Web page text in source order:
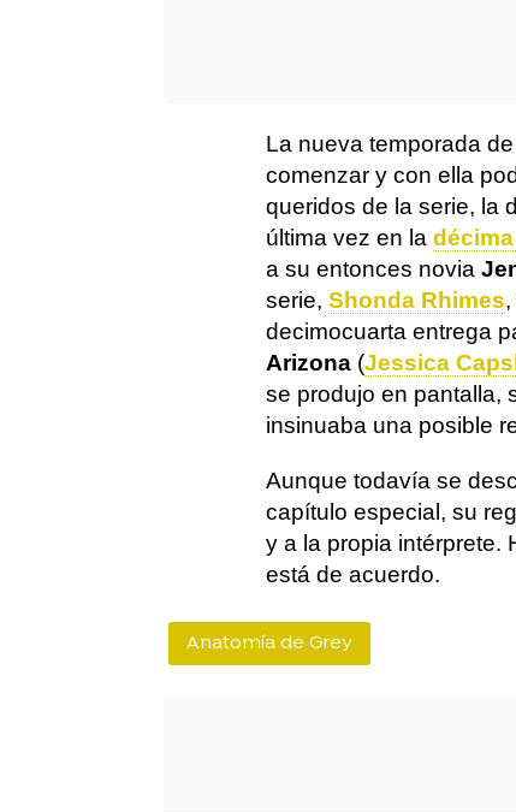
La nueva temporada
comenzar y con ella
queridos de la serie, la
última vez en la
a su entonces novia
serie, Shonda Rhimes
decimocuarta entrega
Arizona (Jessica
se produjo en pantalla,
insinuaba una posible
Aunque todavía se
capítulo especial, su
y a la propia intérprete.
está de acuerdo.
Anatomía de Grey